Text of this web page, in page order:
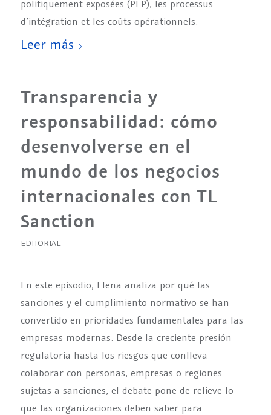
politiquement exposées (PEP), les processus
d’intégration et les coûts opérationnels.
Leer más
Transparencia y
responsabilidad: cómo
desenvolverse en el
mundo de los negocios
internacionales con TL
Sanction
EDITORIAL
En este episodio, Elena analiza por qué las
sanciones y el cumplimiento normativo se han
convertido en prioridades fundamentales para las
empresas modernas. Desde la creciente presión
regulatoria hasta los riesgos que conlleva
colaborar con personas, empresas o regiones
sujetas a sanciones, el debate pone de relieve lo
que las organizaciones deben saber para